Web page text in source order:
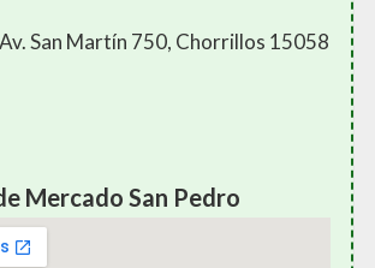
San Martín 750, Chorrillos 15058
Mercado San Pedro